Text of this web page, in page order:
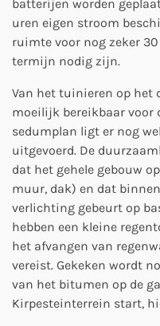
batterijen worden
uren eigen stroom
ruimte voor nog zeker
termijn nodig zijn.
Van het tuinieren op het
moeilijk bereikbaar voor
sedumplan ligt er nog
uitgevoerd. De
dat het gehele gebouw
muur, dak) en dat
verlichting gebeurt op
hebben een kleine
het afvangen van
vereist. Gekeken wordt
van het bitumen op de
Kirpesteinterrein start,